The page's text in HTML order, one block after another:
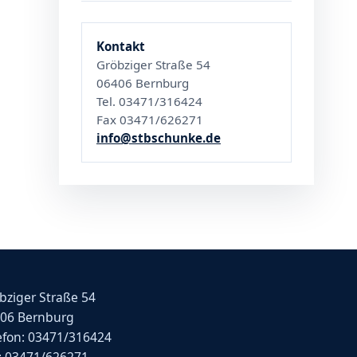
Kontakt
Gröbziger Straße 54
06406 Bernburg
Tel. 03471/316424
Fax 03471/626271
info@stbschunke.de
Straße 54
Bernburg
03471/316424